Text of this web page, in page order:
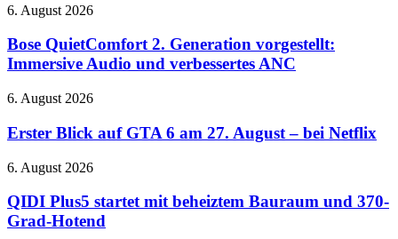
Spiele
RTX
5080-
Gaming
der
QuakeCon
Bose
2.
Generation
vorgestellt:
Audio
verbessertes
6. August 2026
Bose QuietComfort 2. Generation vorgestellt:
Immersive Audio und verbessertes ANC
Erster
auf
GTA
6
am
27.
August
–
6. August 2026
Erster Blick auf GTA 6 am 27. August – bei Netflix
QIDI
startet
mit
beheiztem
6. August 2026
QIDI Plus5 startet mit beheiztem Bauraum und 370-
Grad-Hotend